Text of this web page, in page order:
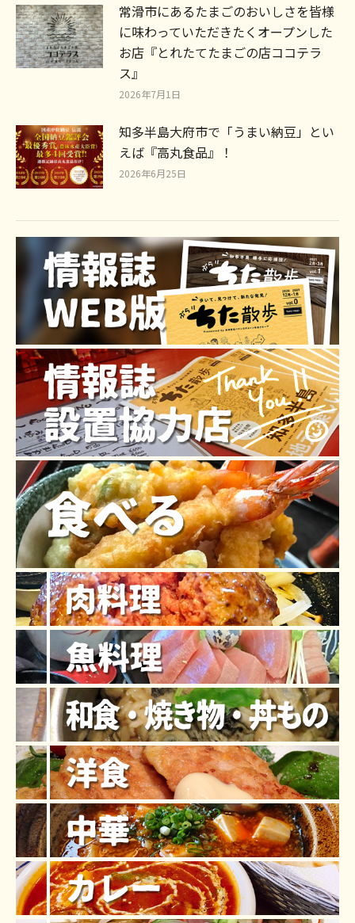
常滑市にあるたまごのおいしさを皆様
に味わっていただきたくオープンした
お店『とれたてたまごの店ココテラ
ス』
2026年7月1日
知多半島大府市で「うまい納豆」とい
えば『高丸食品』！
2026年6月25日